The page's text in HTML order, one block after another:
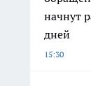
начнут
дней
15:30